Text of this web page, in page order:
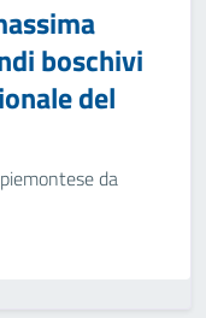
boschivi
del
da